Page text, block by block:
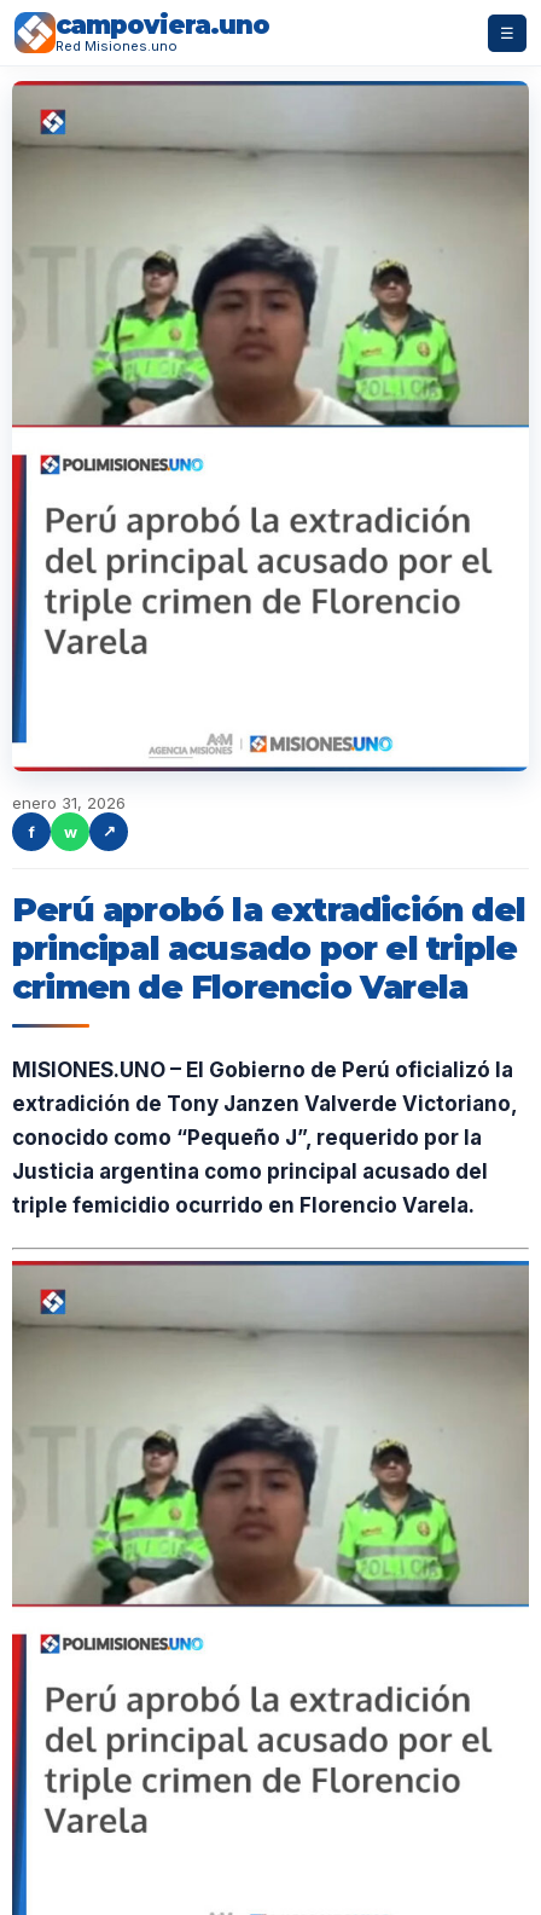
campoviera.uno
Red Misiones.uno
☰
enero 31, 2026
f
w ↗
Perú aprobó la extradición del
principal acusado por el triple
crimen de Florencio Varela
MISIONES.UNO – El Gobierno de Perú oficializó la
extradición de Tony Janzen Valverde Victoriano,
conocido como “Pequeño J”, requerido por la
Justicia argentina como principal acusado del
triple femicidio ocurrido en Florencio Varela.